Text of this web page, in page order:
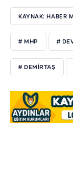
KAYNAK: HABER
# MHP #
# DEMİRTAŞ